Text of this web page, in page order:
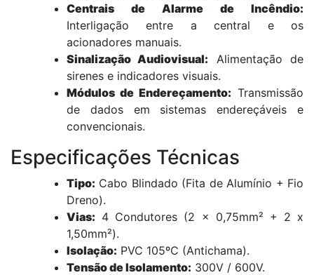
Centrais de Alarme de Incêndio:
Interligação entre a central e os
acionadores manuais.
Sinalização Audiovisual: Alimentação de
sirenes e indicadores visuais.
Módulos de Endereçamento: Transmissão
de dados em sistemas endereçáveis e
convencionais.
Especificações Técnicas
Tipo: Cabo Blindado (Fita de Alumínio + Fio
Dreno).
Vias: 4 Condutores (2 x 0,75mm² + 2 x
1,50mm²).
Isolação: PVC 105ºC (Antichama).
Tensão de Isolamento: 300V / 600V.